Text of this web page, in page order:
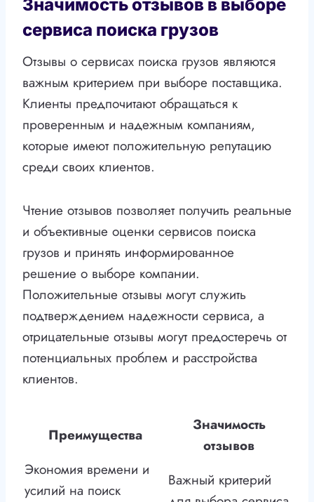
Значимость отзывов в выборе
сервиса поиска грузов
Отзывы о сервисах поиска грузов являются
важным критерием при выборе поставщика.
Клиенты предпочитают обращаться к
проверенным и надежным компаниям,
которые имеют положительную репутацию
среди своих клиентов.
Чтение отзывов позволяет получить реальные
и объективные оценки сервисов поиска
грузов и принять информированное
решение о выборе компании.
Положительные отзывы могут служить
подтверждением надежности сервиса, а
отрицательные отзывы могут предостеречь от
потенциальных проблем и расстройства
клиентов.
Преимущества
Значимость
отзывов
Экономия времени и
усилий на поиск
Важный критерий